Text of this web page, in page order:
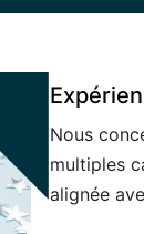
Nous
multiples
alignée